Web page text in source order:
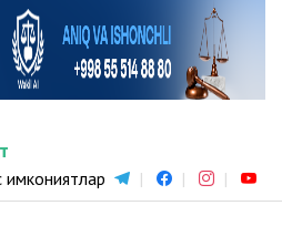
имкониятлар